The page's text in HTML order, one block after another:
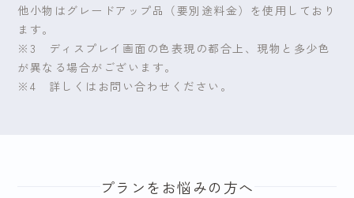
他小物はグレードアップ品（要別途料金）を使用しており
ます。
※3 ディスプレイ画面の色表現の都合上、現物と多少色
が異なる場合がございます。
※4 詳しくはお問い合わせください。
プランをお悩みの方へ